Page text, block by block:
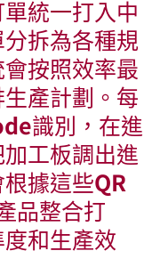
統一打入中
拆為各種規
按照效率最
產計劃。每
識別，在進
工板調出進
據這些QR
品整合打
和生產效